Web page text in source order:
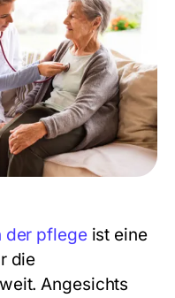
der pflegeist eine
die
Angesichts